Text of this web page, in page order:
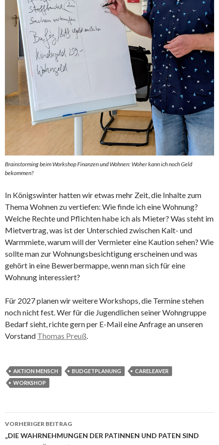
Brainstorming beim Workshop Finanzen und Wohnen: Woher kann ich noch Geld
bekommen?
In Königswinter hatten wir etwas mehr Zeit, die Inhalte zum
Thema Wohnen zu vertiefen: Wie finde ich eine Wohnung?
Welche Rechte und Pflichten habe ich als Mieter? Was steht im
Mietvertrag, was ist der Unterschied zwischen Kalt- und
Warmmiete, warum will der Vermieter eine Kaution sehen? Wie
sollte man zur Wohnungsbesichtigung erscheinen und was
gehört in eine Bewerbermappe, wenn man sich für eine
Wohnung interessiert?
Für 2027 planen wir weitere Workshops, die Termine stehen
noch nicht fest. Wer für die Jugendlichen seiner Wohngruppe
Bedarf sieht, richte gern per E-Mail eine Anfrage an unseren
Vorstand Thomas Preuß.
AKTION MENSCH BUDGETPLANUNG
CARELEAVER
WORKSHOP
Beitrags-
Navigation
VORHERIGER BEITRAG
„DIE WAHRNEHMUNGEN DER PATINNEN UND PATEN SIND